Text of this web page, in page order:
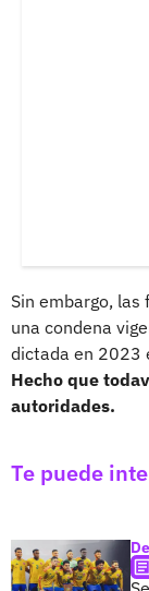
Sin embargo,
una condena
dictada en 2023
Hecho que
autoridades.
Te puede